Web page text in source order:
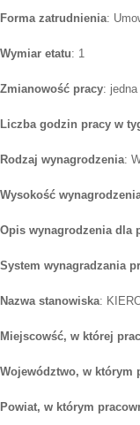
Forma zatrudnienia:
Wymiar etatu: 1
Zmianowość pracy:
Liczba godzin pracy w
Rodzaj wynagrodzenia:
Wysokość
Opis wynagrodzenia dla
System wynagradzania
Nazwa stanowiska:
Miejscowść, w której
Województwo, w którym
Powiat, w którym